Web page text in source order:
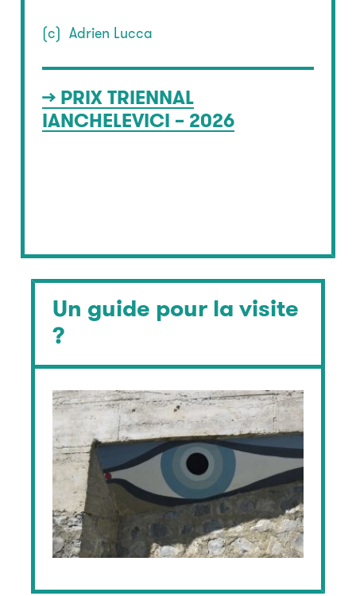
Un guide pour la visite
?
(c) Adrien Lucca
>> PRIX TRIENNAL
IANCHELEVICI – 2026